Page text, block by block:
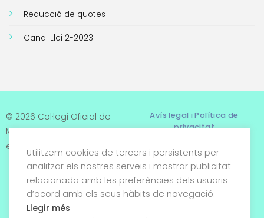
Reducció de quotes
Canal Llei 2-2023
© 2026 Col·legi Oficial de
Metges de Tarragona. Tots
els drets reservats
Avís legal i Política de
privacitat
Termes i condicions
Política de cookies
Utilitzem cookies de tercers i persistents per
analitzar els nostres serveis i mostrar publicitat
relacionada amb les preferències dels usuaris
d’acord amb els seus hàbits de navegació.
Llegir més